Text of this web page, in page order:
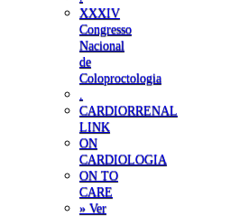
XXXIV
Congresso
Nacional
de
Coloproctologia
CARDIORRENAL
LINK
ON
CARDIOLOGIA
ON TO
CARE
» Ver